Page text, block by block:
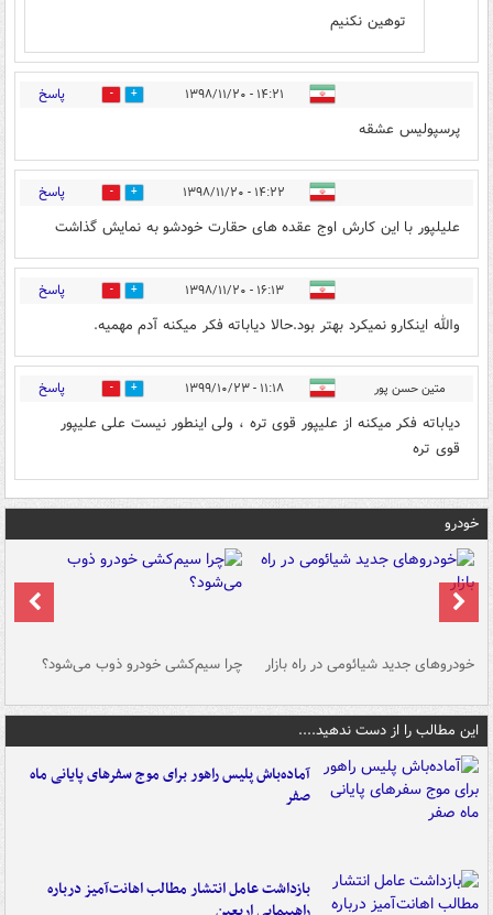
توهین نکنیم
۱۴:۲۱ - ۱۳۹۸/۱۱/۲۰ 5 پاسخ
پرسپولیس عشقه
۱۴:۲۲ - ۱۳۹۸/۱۱/۲۰ 5 پاسخ
علیلپور با این کارش اوج عقده های حقارت خودشو به نمایش گذاشت
۱۶:۱۳ - ۱۳۹۸/۱۱/۲۰ 5 پاسخ
والله اینکارو نمیکرد بهتر بود.حالا دیاباته فکر میکنه آدم مهمیه.
متین حسن پور ۱۱:۱۸ - ۱۳۹۹/۱۰/۲۳ 0 پاسخ
دیاباته فکر میکنه از علیپور قوی تره ، ولی اینطور نیست علی علیپور
قوی تره
خودرو
خودروهای جدید شیائومی در راه بازار چرا سیم‌کشی خودرو ذوب می‌شود؟
این مطالب را از دست ندهید....
آماده‌باش پلیس راهور برای موج سفرهای پایانی ماه
صفر
بازداشت عامل انتشار مطالب اهانت‌آمیز درباره